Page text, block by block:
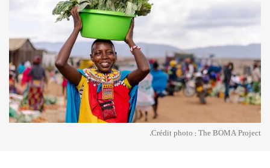
Crédit photo : The BOMA Project.